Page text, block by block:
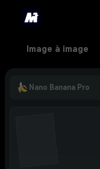
Image à image
Nano Banana Pro